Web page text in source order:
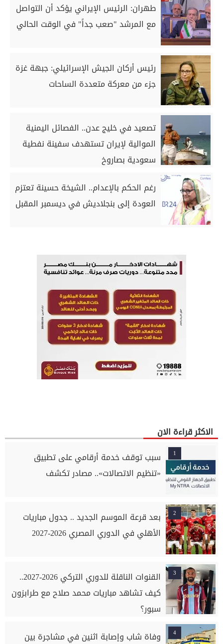
طهران: الرئيس الإيراني يؤكد أن التواصل
مع المرشد "صعب جداً" في الوقت الحالي
رئيس أركان الجيش الإسرائيلي: جبهة غزة
جزء من معركة متعددة الساحات
تصعيد في خليج عدن.. الفصائل اليمنية
الموالية لإيران تستهدف سفينة نفطية
سعودية بصاروخ
رغم الحكم بالإعدام.. الشيخة حسينة تعتزم
العودة إلى بنجلاديش في ديسمبر المقبل
الاكثر قراءة الان
1
سبب توقف خدمة أرقامي على تطبيق
«تنظيم الاتصالات».. مصادر تكشف
2
بعد قرعة الموسم الجديد .. جدول مباريات
الأهلي في الدوري المصري 2026-2027
3
القنوات الناقلة للدوري التركي 2026-2027..
كيف تشاهد مباريات محمد صلاح مع طرابزون
سبور؟
4
وفاة شاب وإصابة اثنين في مشاجرة بين